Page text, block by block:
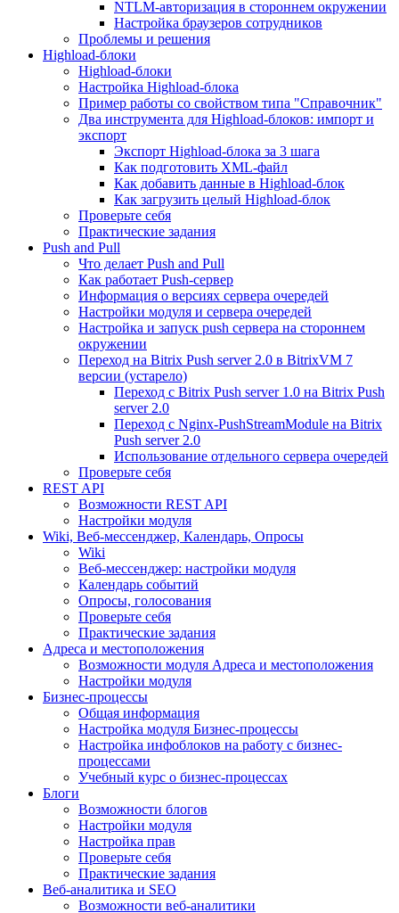
NTLM-авторизация в стороннем окружении
Настройка браузеров сотрудников
Проблемы и решения
Highload-блоки
Highload-блоки
Настройка Highload-блока
Пример работы со свойством типа "Справочник"
Два инструмента для Highload-блоков: импорт и
экспорт
Экспорт Highload-блока за 3 шага
Как подготовить XML-файл
Как добавить данные в Highload-блок
Как загрузить целый Highload-блок
Проверьте себя
Практические задания
Push and Pull
Что делает Push and Pull
Как работает Push-сервер
Информация о версиях сервера очередей
Настройки модуля и сервера очередей
Настройка и запуск push сервера на стороннем
окружении
Переход на Bitrix Push server 2.0 в BitrixVM 7
версии (устарело)
Переход с Bitrix Push server 1.0 на Bitrix Push
server 2.0
Переход с Nginx-PushStreamModule на Bitrix
Push server 2.0
Использование отдельного сервера очередей
Проверьте себя
REST API
Возможности REST API
Настройки модуля
Wiki, Веб-мессенджер, Календарь, Опросы
Wiki
Веб-мессенджер: настройки модуля
Календарь событий
Опросы, голосования
Проверьте себя
Практические задания
Адреса и местоположения
Возможности модуля Адреса и местоположения
Настройки модуля
Бизнес-процессы
Общая информация
Настройка модуля Бизнес-процессы
Настройка инфоблоков на работу с бизнес-
процессами
Учебный курс о бизнес-процессах
Блоги
Возможности блогов
Настройки модуля
Настройка прав
Проверьте себя
Практические задания
Веб-аналитика и SEO
Возможности веб-аналитики